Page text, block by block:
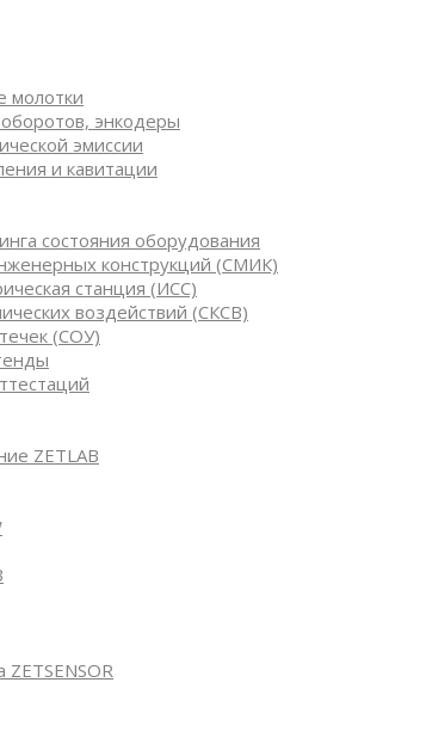
молотки
энкодеры
эмиссии
и кавитации
состояния оборудования
конструкций (СМИК)
станция (ИСС)
воздействий (СКСВ)
(СОУ)
ZETLAB